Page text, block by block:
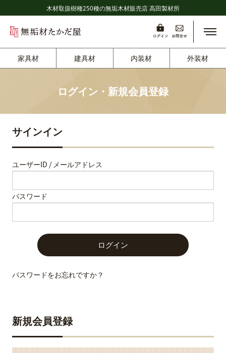
木材取扱樹種250種の無垢木材販売店 高田製材所
メニ
家具材 建具材 内装材 外装材
ログイン・新規会員登録
サインイン
ユーザーID / メールアドレス
パスワード
パスワードをお忘れですか？
新規会員登録